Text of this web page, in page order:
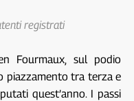
registrati
Fourmaux, sul podio
piazzamento tra terza e
quest’anno. I passi